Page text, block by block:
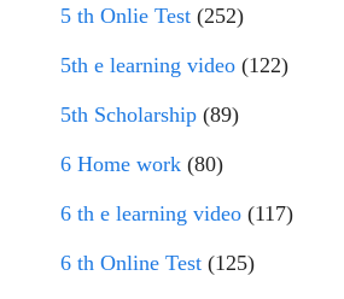
5 th Onlie Test (252)
5th e learning video (122)
5th Scholarship (89)
6 Home work (80)
6 th e learning video (117)
6 th Online Test (125)